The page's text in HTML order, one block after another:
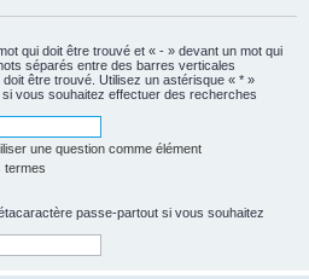
qui doit être trouvé et « - » devant un mot qui
séparés entre des barres verticales
être trouvé. Utilisez un astérisque « * »
vous souhaitez effectuer des recherches
une question comme élément
termes
passe-partout si vous souhaitez